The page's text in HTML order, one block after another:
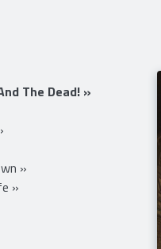
The Dead! »
»
»